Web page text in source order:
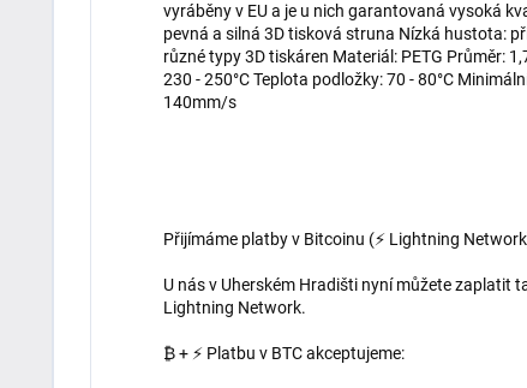
vyráběny v EU a je u nich garantovaná vysoká
pevná a silná 3D tisková struna Nízká hustota:
různé typy 3D tiskáren Materiál: PETG Průměr:
230 - 250°C Teplota podložky: 70 - 80°C
140mm/s
Přijímáme platby v Bitcoinu (⚡ Lightning
U nás v Uherském Hradišti nyní můžete zaplatit
Lightning Network.
₿ + ⚡ Platbu v BTC akceptujeme: